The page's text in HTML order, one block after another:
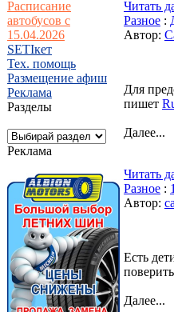
Расписание
автобусов с
15.04.2026
SETIкет
Тех. помощь
Размещение афиш
Реклама
Разделы
Реклама
Читать
Разное :
Автор:
Для
пишет
Далее...
Читать
Разное :
Автор:
Есть
Далее...